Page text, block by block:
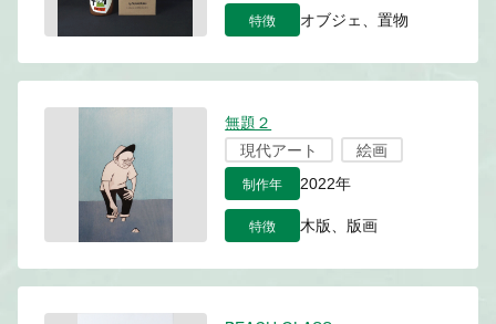
特徴 オブジェ、置物
無題２
現代アート
絵画
制作年 2022年
特徴 木版、版画